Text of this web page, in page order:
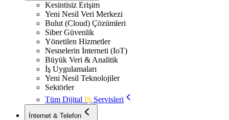
Kesintisiz Erişim
Yeni Nesil Veri Merkezi
Bulut (Cloud) Çözümleri
Siber Güvenlik
Yönetilen Hizmetler
Nesnelerin İnterneti (IoT)
Büyük Veri & Analitik
İş Uygulamaları
Yeni Nesil Teknolojiler
Sektörler
Tüm Dijital İŞ Servisleri
İnternet & Telefon